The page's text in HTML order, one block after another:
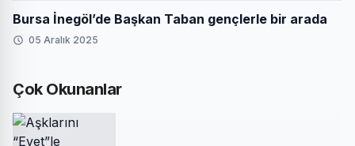
Bursa İnegöl’de Başkan Taban gençlerle bir arada
05 Aralık 2025
Çok Okunanlar